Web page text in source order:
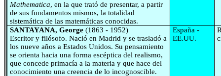
Mathematica, en la que trató de presentar, a partir
de sus fundamentos mismos, la totalidad
sistemática de las matemáticas conocidas.
SANTAYANA, George(1863 - 1952)
Escritor y filósofo. Nació en Madrid y se trasladó a
los nueve años a Estados Unidos. Su pensamiento
se orienta hacia una forma escéptica del realismo,
que concede primacía a la materia y que hace del
conocimiento una creencia de lo incognoscible.
España -
EE.UU.